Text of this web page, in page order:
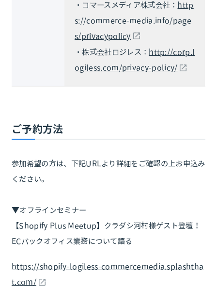
・コマースメディア株式会社： http
s://commerce-media.info/page
s/privacypolicy
・株式会社ロジレス： http://corp.l
ogiless.com/privacy-policy/
ご予約方法
参加希望の方は、下記URLより詳細をご確認の上お申込み
ください。
▼オフラインセミナー
【Shopify Plus Meetup】クラダシ河村様ゲスト登壇！
ECバックオフィス業務について語る
https://shopify-logiless-commercemedia.splashtha
t.com/